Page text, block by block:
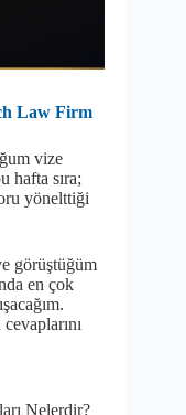
Law Firm
vize
hafta sıra;
yönelttiği
görüştüğüm
en çok
Nelerdir?